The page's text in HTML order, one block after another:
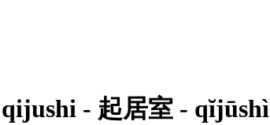
qijushi - 起居室 - qĭjūshì